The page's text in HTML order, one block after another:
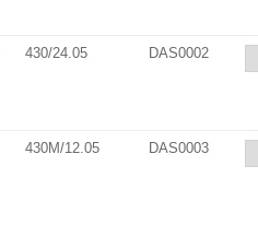
430/24.05 DAS0002
430M/12.05 DAS0003